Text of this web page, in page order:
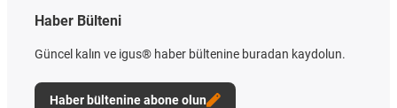
Haber Bülteni
Güncel kalın ve igus® haber bültenine buradan kaydolun.
Haber bültenine abone olun